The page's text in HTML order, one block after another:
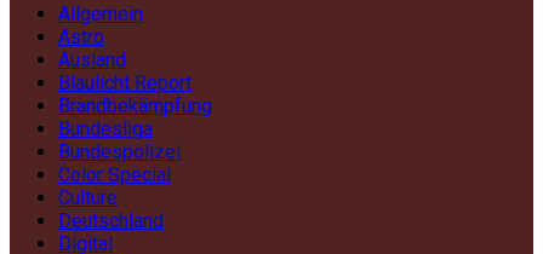
Allgemein
Astro
Ausland
Blaulicht Report
Brandbekämpfung
Bundesliga
Bundespolizei
Color Special
Culture
Deutschland
Digital